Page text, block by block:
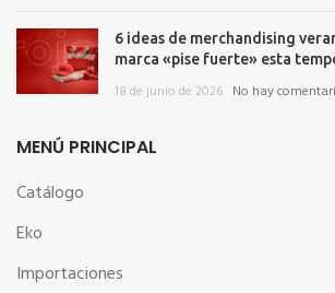
6 ideas de merchandising
marca «pise fuerte» esta
18 de junio de 2026 No hay
MENÚ PRINCIPAL
Catálogo
Eko
Importaciones